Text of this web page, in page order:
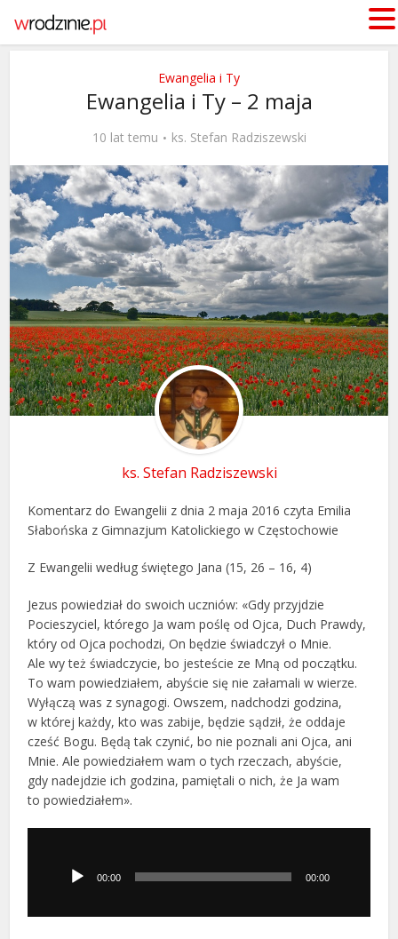
Ewangelia i Ty
Ewangelia i Ty – 2 maja
10 lat temu ks. Stefan Radziszewski
ks. Stefan Radziszewski
Komentarz do Ewangelii z dnia 2 maja 2016 czyta Emilia
Słabońska z Gimnazjum Katolickiego w Częstochowie
Z Ewangelii według świętego Jana (15, 26 – 16, 4)
Jezus powiedział do swoich uczniów: «Gdy przyjdzie
Pocieszyciel, którego Ja wam poślę od Ojca, Duch Prawdy,
który od Ojca pochodzi, On będzie świadczył o Mnie.
Ale wy też świadczycie, bo jesteście ze Mną od początku.
To wam powiedziałem, abyście się nie załamali w wierze.
Wyłączą was z synagogi. Owszem, nadchodzi godzina,
w której każdy, kto was zabije, będzie sądził, że oddaje
cześć Bogu. Będą tak czynić, bo nie poznali ani Ojca, ani
Mnie. Ale powiedziałem wam o tych rzeczach, abyście,
gdy nadejdzie ich godzina, pamiętali o nich, że Ja wam
to powiedziałem».
dźwiękowych00:00 00:00